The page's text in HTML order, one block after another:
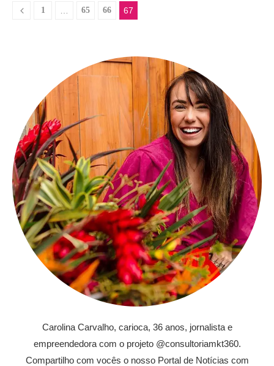
1 65 66 67
Carolina Carvalho, carioca, 36 anos, jornalista e
empreendedora com o projeto @consultoriamkt360.
Compartilho com vocês o nosso Portal de Notícias com